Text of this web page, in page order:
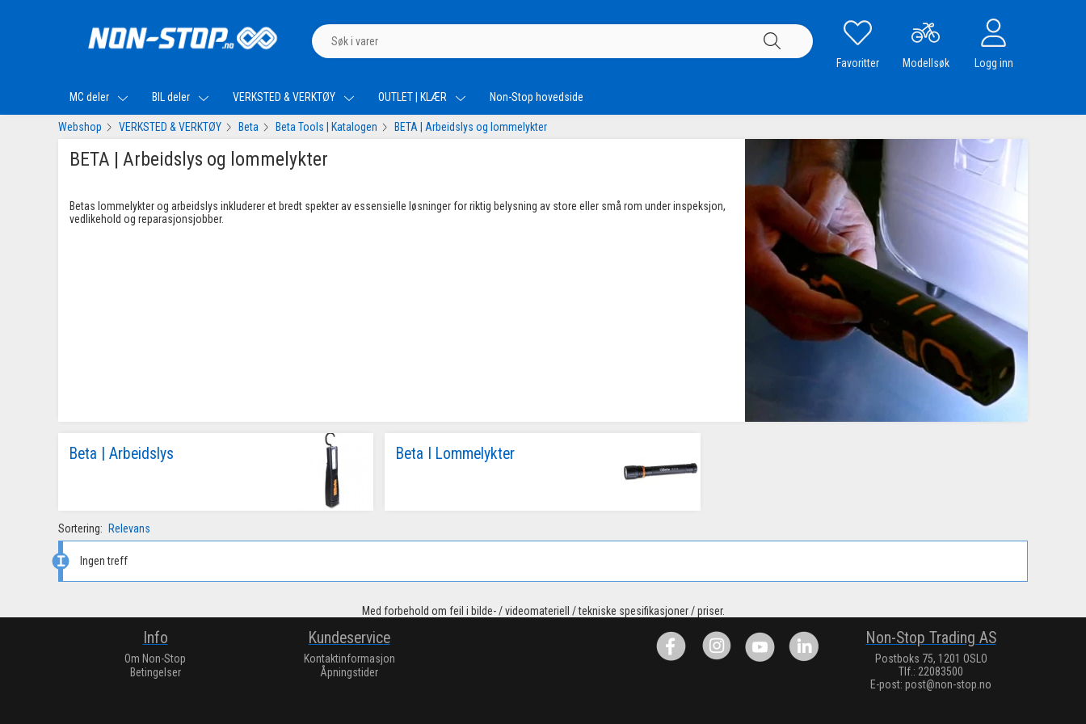
Favoritter Modellsøk Logg inn
MC deler BIL deler VERKSTED & VERKTØY OUTLET | KLÆR Non-Stop hovedside
Webshop VERKSTED & VERKTØY Beta Beta Tools | Katalogen BETA | Arbeidslys og lommelykter
BETA | Arbeidslys og lommelykter
Betas lommelykter og arbeidslys inkluderer et bredt spekter av essensielle løsninger for riktig belysning av store eller små rom under inspeksjon,
vedlikehold og reparasjonsjobber.
Beta | Arbeidslys Beta I Lommelykter
Sortering: Relevans
Ingen treff
Med forbehold om feil i bilde- / videomateriell / tekniske spesifikasjoner / priser.
Info
Om Non-Stop
Betingelser
Kundeservice
Kontaktinformasjon
Åpningstider
Non-Stop Trading AS
Postboks 75, 1201 OSLO
Tlf.: 22083500
E-post: post@non-stop.no